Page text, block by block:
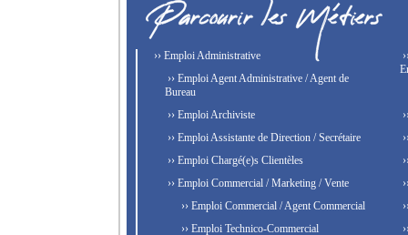
›› Emploi Administrative
›› Emploi Agent Administrative / Agent de
Bureau
›› Emploi Archiviste
›› Emploi Assistante de Direction / Secrétaire
›› Emploi Chargé(e)s Clientèles
›› Emploi Commercial / Marketing / Vente
›› Emploi Commercial / Agent Commercial
›› Emploi Technico-Commercial